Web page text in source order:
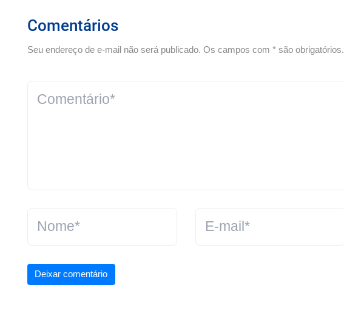
Comentários
Seu endereço de e-mail não será publicado. Os campos com * são obrigatórios.
Deixar comentário